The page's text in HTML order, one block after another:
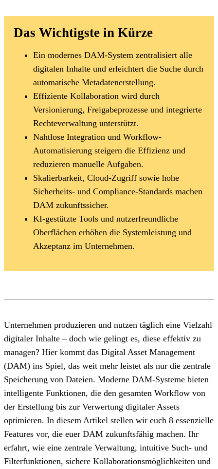
Das Wichtigste in Kürze
Ein modernes DAM-System zentralisiert alle
digitalen Inhalte und erleichtert die Suche durch
automatische Metadatenerstellung.
Effiziente Kollaboration wird durch
Versionierung, Freigabeprozesse und integrierte
Rechteverwaltung unterstützt.
Nahtlose Integration und Workflow-
Automatisierung steigern die Effizienz und
reduzieren manuelle Aufgaben.
Skalierbarkeit, Cloud-Zugriff sowie hohe
Sicherheits- und Compliance-Standards machen
DAM zukunftssicher.
KI-gestützte Tools und nutzerfreundliche
Oberflächen erhöhen die Systemleistung und
Akzeptanz im Unternehmen.
Unternehmen produzieren und nutzen täglich eine Vielzahl
digitaler Inhalte – doch wie gelingt es, diese effektiv zu
managen? Hier kommt das Digital Asset Management
(DAM) ins Spiel, das weit mehr leistet als nur die zentrale
Speicherung von Dateien. Moderne DAM-Systeme bieten
intelligente Funktionen, die den gesamten Workflow von
der Erstellung bis zur Verwertung digitaler Assets
optimieren. In diesem Artikel stellen wir euch 8 essenzielle
Features vor, die euer DAM zukunftsfähig machen. Ihr
erfahrt, wie eine zentrale Verwaltung, intuitive Such- und
Filterfunktionen, sichere Kollaborationsmöglichkeiten und